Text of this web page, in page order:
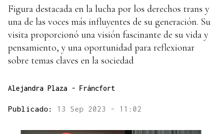
Figura destacada en la lucha por los derechos trans y
una de las voces más influyentes de su generación. Su
visita proporcionó una visión fascinante de su vida y
pensamiento, y una oportunidad para reflexionar
sobre temas claves en la sociedad
Alejandra Plaza - Fráncfort
Publicado: 13 Sep 2023 - 11:02